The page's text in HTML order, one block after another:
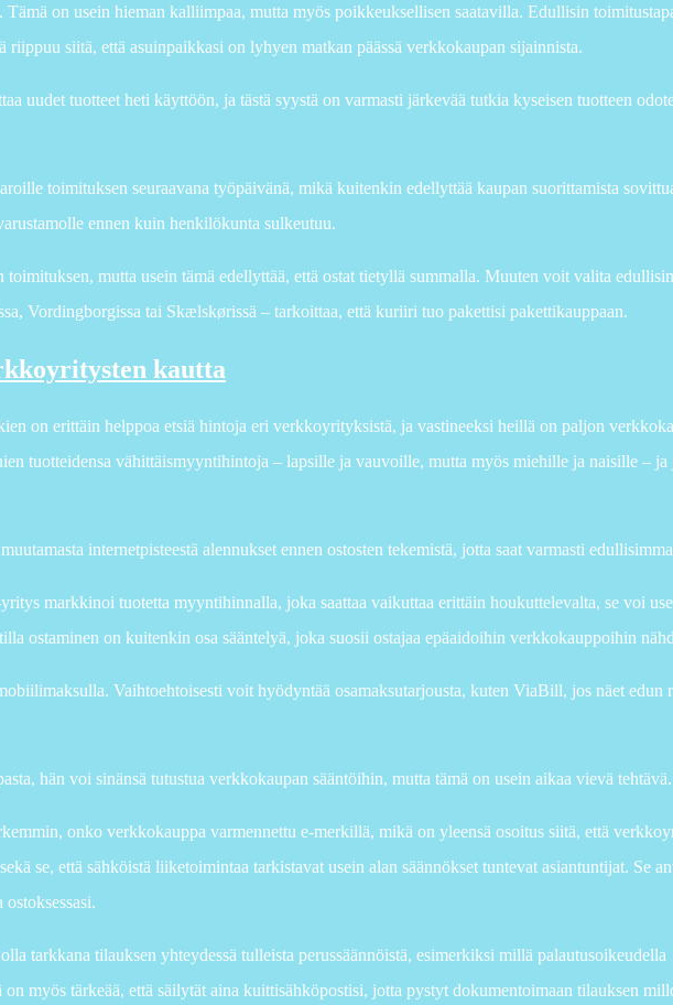
on usein hieman kalliimpaa, mutta myös poikkeuksellisen saatavilla. Edullisin
riippuu siitä, että asuinpaikkasi on lyhyen matkan päässä verkkokaupan sijainnista.
uudet tuotteet heti käyttöön, ja tästä syystä on varmasti järkevää tutkia kyseisen tuotteen
toimituksen seuraavana työpäivänä, mikä kuitenkin edellyttää kaupan suorittamista
ennen kuin henkilökunta sulkeutuu.
mutta usein tämä edellyttää, että ostat tietyllä summalla. Muuten voit valita
Vordingborgissa tai Skælskørissä – tarkoittaa, että kuriiri tuo pakettisi pakettikauppaan.
kautta
on erittäin helppoa etsiä hintoja eri verkkoyrityksistä, ja vastineeksi heillä on paljon
tuotteidensa vähittäismyyntihintoja – lapsille ja vauvoille, mutta myös miehille ja naisille – ja
internetpisteestä alennukset ennen ostosten tekemistä, jotta saat varmasti
markkinoi tuotetta myyntihinnalla, joka saattaa vaikuttaa erittäin houkuttelevalta, se voi
ostaminen on kuitenkin osa sääntelyä, joka suosii ostajaa epäaidoihin verkkokauppoihin
Vaihtoehtoisesti voit hyödyntää osamaksutarjousta, kuten ViaBill, jos näet edun
hän voi sinänsä tutustua verkkokaupan sääntöihin, mutta tämä on usein aikaa vievä tehtävä.
onko verkkokauppa varmennettu e-merkillä, mikä on yleensä osoitus siitä, että
se, että sähköistä liiketoimintaa tarkistavat usein alan säännökset tuntevat asiantuntijat. Se
tarkkana tilauksen yhteydessä tulleista perussäännöistä, esimerkiksi millä palautusoikeudella
myös tärkeää, että säilytät aina kuittisähköpostisi, jotta pystyt dokumentoimaan tilauksen